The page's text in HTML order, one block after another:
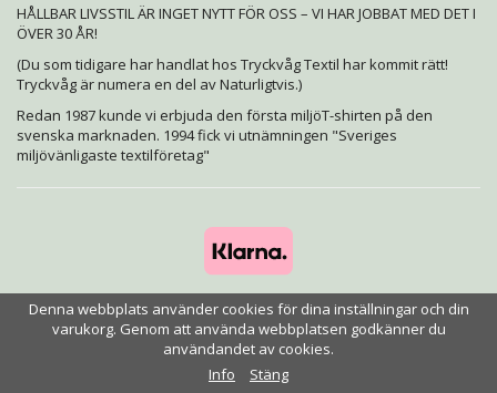
HÅLLBAR LIVSSTIL ÄR INGET NYTT FÖR OSS – VI HAR JOBBAT MED DET I
ÖVER 30 ÅR!
(Du som tidigare har handlat hos Tryckvåg Textil har kommit rätt!
Tryckvåg är numera en del av Naturligtvis.)
Redan 1987 kunde vi erbjuda den första miljöT-shirten på den
svenska marknaden. 1994 fick vi utnämningen "Sveriges
miljövänligaste textilföretag"
Drift & produktion:Wikinggruppen
Denna webbplats använder cookies för dina inställningar och din
varukorg. Genom att använda webbplatsen godkänner du
användandet av cookies.
Info
Stäng